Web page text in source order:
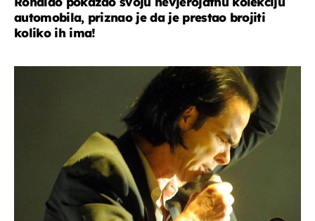
automobila, priznao je da je prestao brojiti
koliko ih ima!